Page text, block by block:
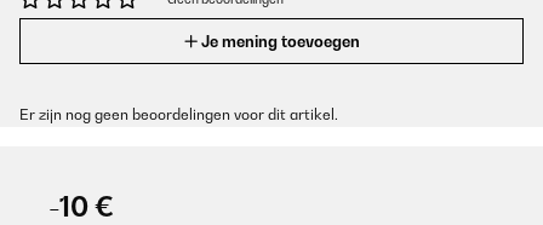
Je mening toevoegen
Er zijn nog geen beoordelingen voor dit artikel.
-10 €